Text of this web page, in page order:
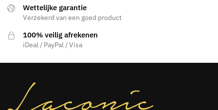
Wettelijke garantie
Verzekerd van een goed product
100% veilig afrekenen
iDeal / PayPal / Visa